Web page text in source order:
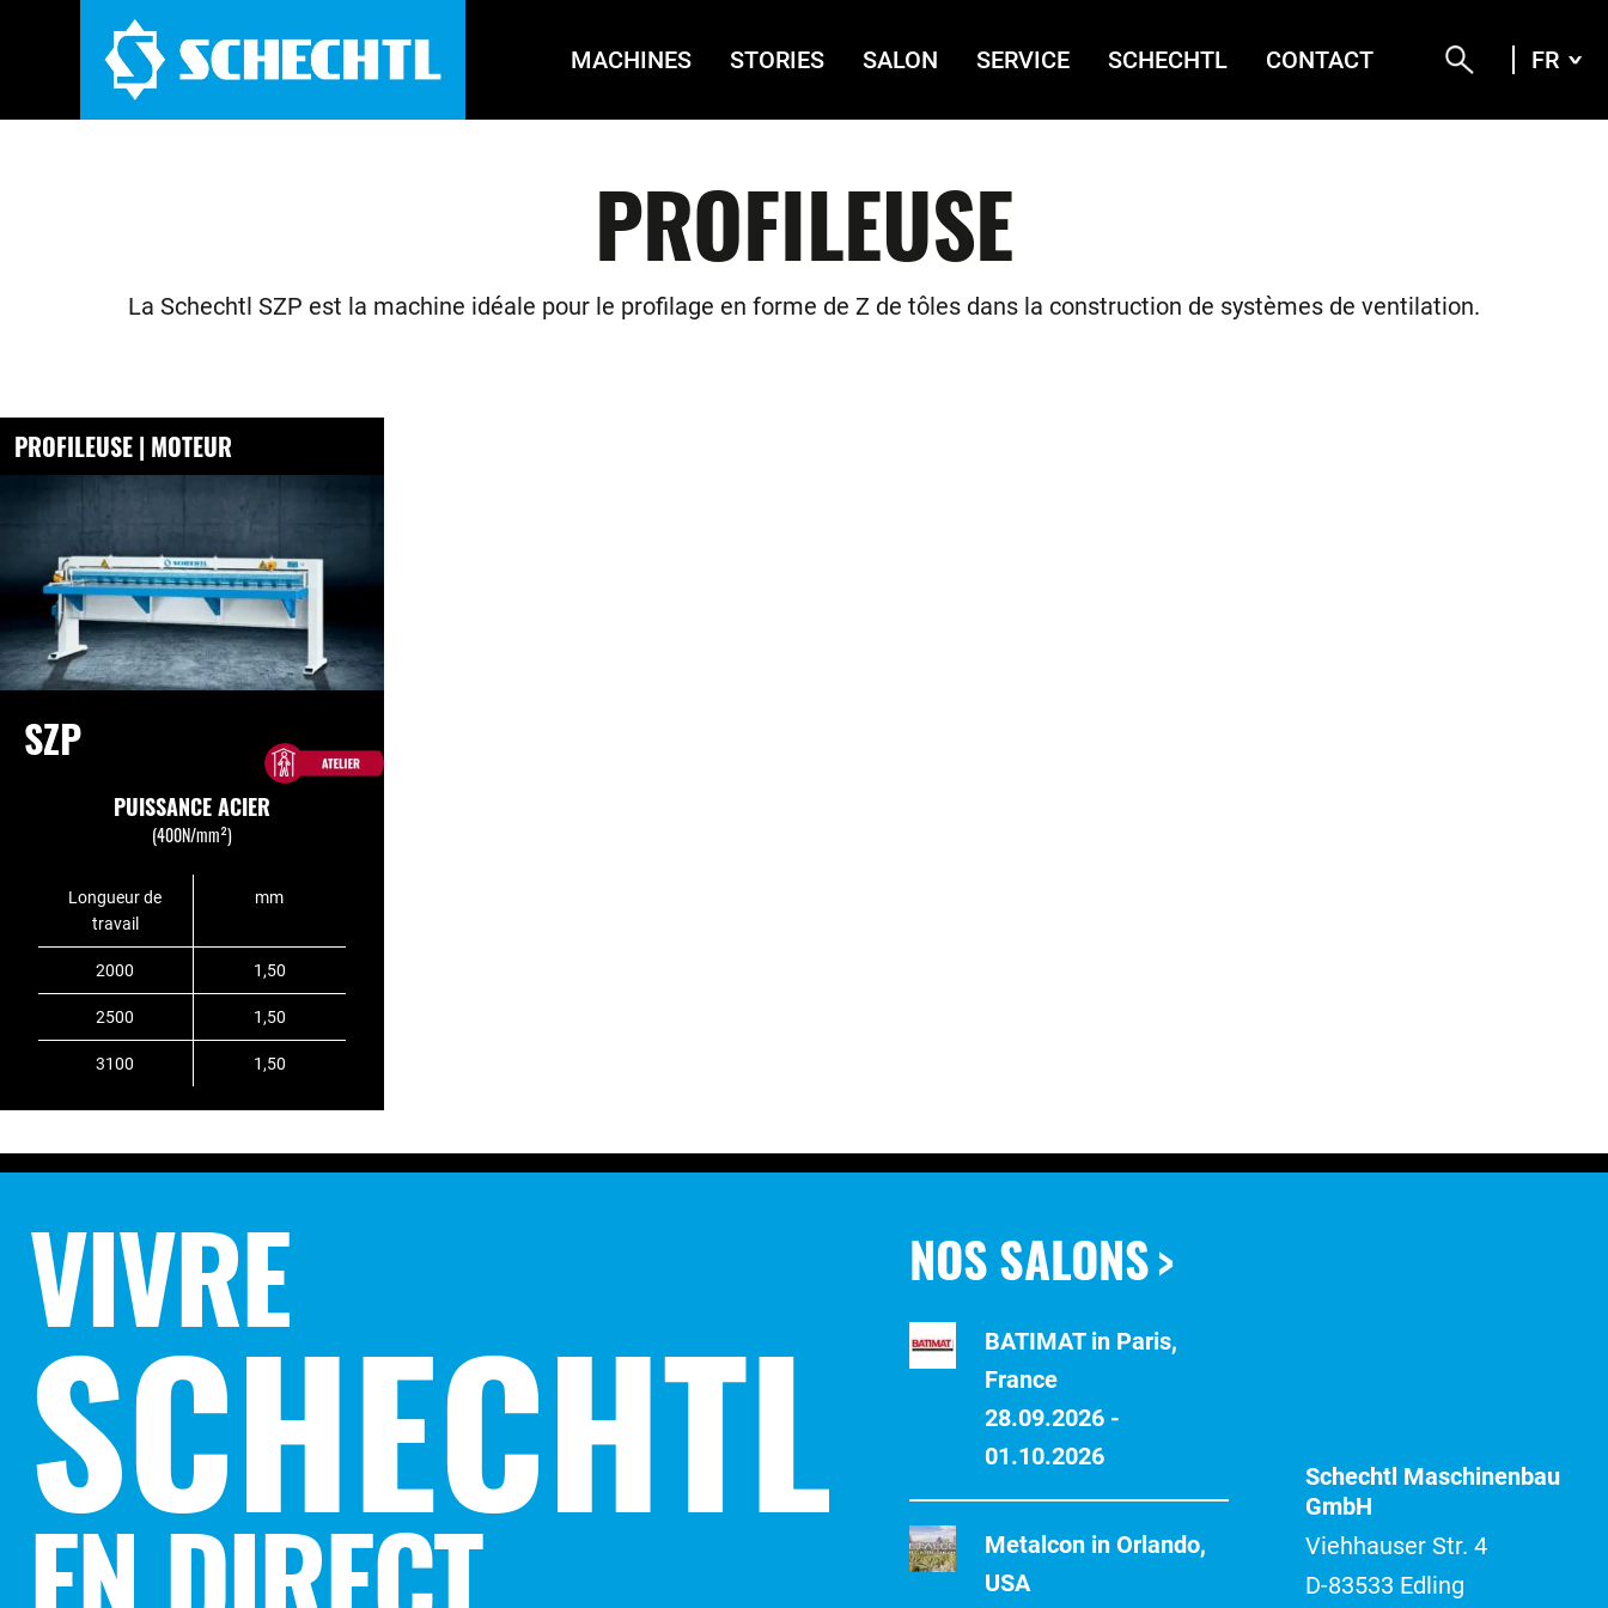
MACHINES STORIES SALON SERVICE SCHECHTL CONTACT FR
PROFILEUSE
La Schechtl SZP est la machine idéale pour le profilage en forme de Z de tôles dans la construction de systèmes de ventilation.
PROFILEUSE | MOTEUR
SZP
PUISSANCE ACIER
(400N/mm²)
Longueur de
travail
mm
2000 1,50
2500 1,50
3100 1,50
VIVRE
SCHECHTL
NOS SALONS
BATIMAT in Paris,
France
28.09.2026 -
01.10.2026
Metalcon in Orlando,
USA
Schechtl Maschinenbau
GmbH
Viehhauser Str. 4
D-83533 Edling